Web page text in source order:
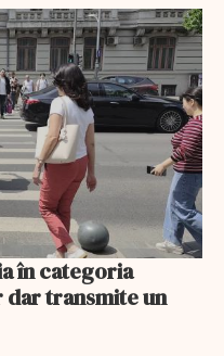
în categoria
transmite un